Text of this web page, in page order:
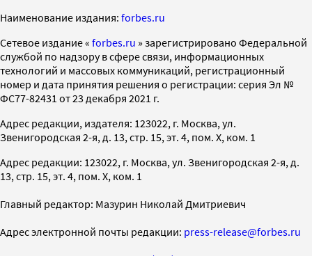
Наименование издания: forbes.ru
Cетевое издание « forbes.ru » зарегистрировано Федеральной
службой по надзору в сфере связи, информационных
технологий и массовых коммуникаций, регистрационный
номер и дата принятия решения о регистрации: серия Эл №
ФС77-82431 от 23 декабря 2021 г.
Адрес редакции, издателя: 123022, г. Москва, ул.
Звенигородская 2-я, д. 13, стр. 15, эт. 4, пом. X, ком. 1
Адрес редакции: 123022, г. Москва, ул. Звенигородская 2-я, д.
13, стр. 15, эт. 4, пом. X, ком. 1
Главный редактор: Мазурин Николай Дмитриевич
Адрес электронной почты редакции: press-release@forbes.ru